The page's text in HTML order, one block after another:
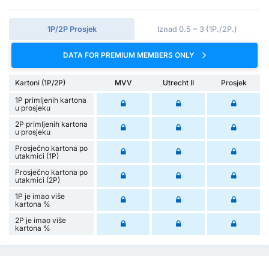
1P/2P Prosjek Iznad 0.5 ~ 3 (1P./2P.)
DATA FOR PREMIUM MEMBERS ONLY
Kartoni (1P/2P) MVV Utrecht II
Prosjek
1P primljenih kartona
u prosjeku
2P primljenih kartona
u prosjeku
Prosječno kartona po
utakmici (1P)
Prosječno kartona po
utakmici (2P)
1P je imao više
kartona %
2P je imao više
kartona %